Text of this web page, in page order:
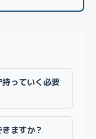
っていく必要
ますか？